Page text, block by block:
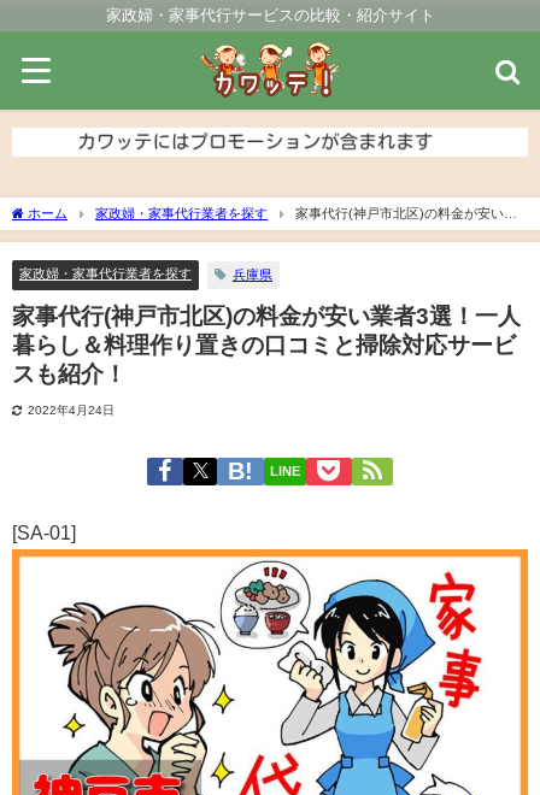
家政婦・家事代行サービスの比較・紹介サイト
ホーム 家政婦・家事代行業者を探す
家事代行(神戸市北区)の料金が安い業
者3選！一人暮らし＆料理作り置きの口コミと掃除対応サービスも紹介！
家政婦・家事代行業者を探す 兵庫県
家事代行(神戸市北区)の料金が安い業者3選！一人
暮らし＆料理作り置きの口コミと掃除対応サービ
スも紹介！
2022年4月24日
LINE
[SA-01]